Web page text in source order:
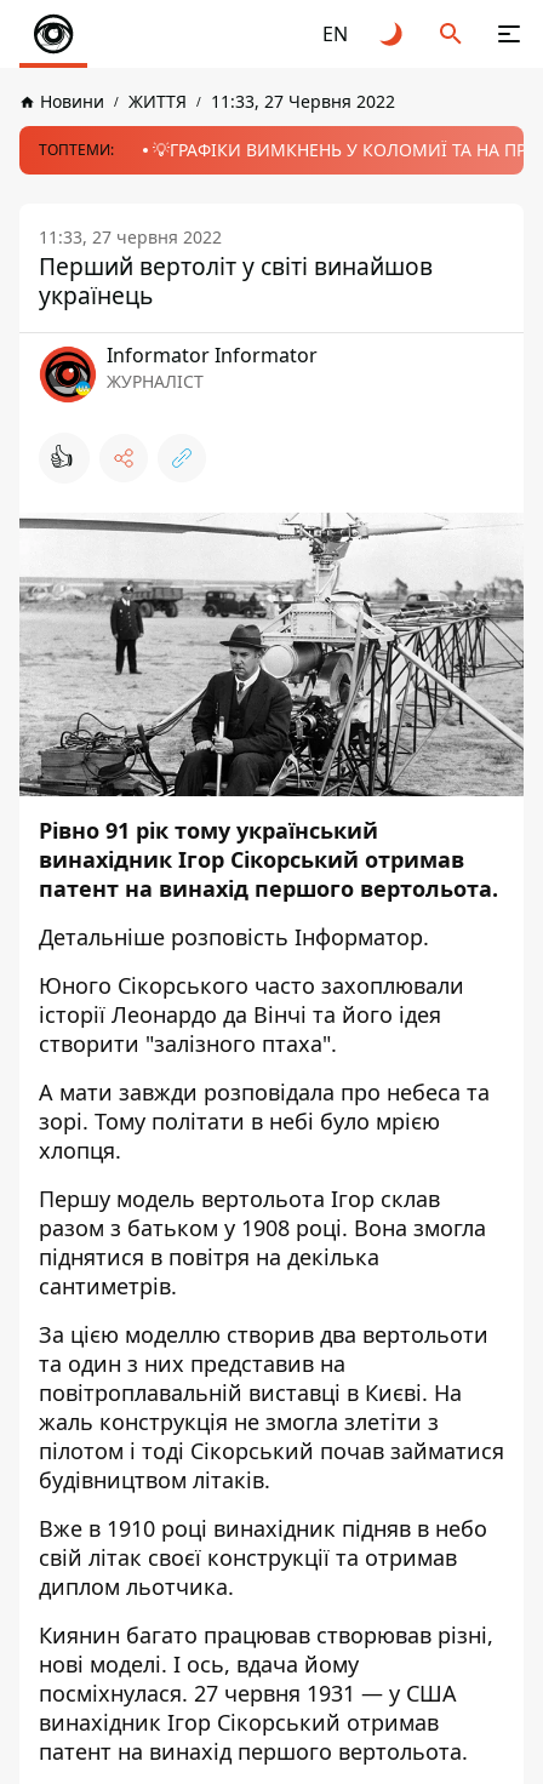
EN
Новини ЖИТТЯ 11:33, 27 Червня 2022
ТОПТЕМИ: 💡ГРАФІКИ ВИМКНЕНЬ У КОЛОМИЇ ТА НА
11:33, 27 червня 2022
Перший вертоліт у світі винайшов
українець
Informator Informator
ЖУРНАЛІСТ
👍
Рівно 91 рік тому український
винахідник Ігор Сікорський отримав
патент на винахід першого вертольота.
Детальніше розповість Інформатор.
Юного Сікорського часто захоплювали
історії Леонардо да Вінчі та його ідея
створити "залізного птаха".
А мати завжди розповідала про небеса та
зорі. Тому політати в небі було мрією
хлопця.
Першу модель вертольота Ігор склав
разом з батьком у 1908 році. Вона змогла
піднятися в повітря на декілька
сантиметрів.
За цією моделлю створив два вертольоти
та один з них представив на
повітроплавальній виставці в Києві. На
жаль конструкція не змогла злетіти з
пілотом і тоді Сікорський почав займатися
будівництвом літаків.
Вже в 1910 році винахідник підняв в небо
свій літак своєї конструкції та отримав
диплом льотчика.
Киянин багато працював створював різні,
нові моделі. І ось, вдача йому
посміхнулася. 27 червня 1931 — у США
винахідник Ігор Сікорський отримав
патент на винахід першого вертольота.